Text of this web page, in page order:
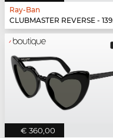
Ray-Ban
CLUBMASTER REVERSE - 13983A
€ 360,00